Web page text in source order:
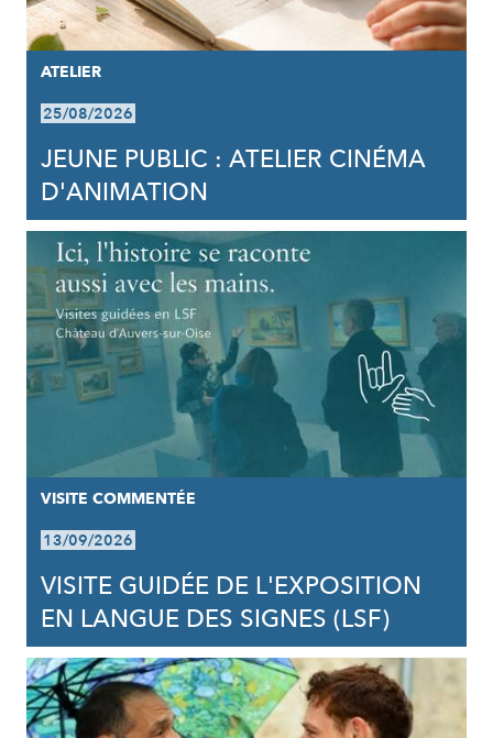
ATELIER
25/08/2026
JEUNE PUBLIC : ATELIER CINÉMA
D'ANIMATION
VISITE COMMENTÉE
13/09/2026
VISITE GUIDÉE DE L'EXPOSITION
EN LANGUE DES SIGNES (LSF)